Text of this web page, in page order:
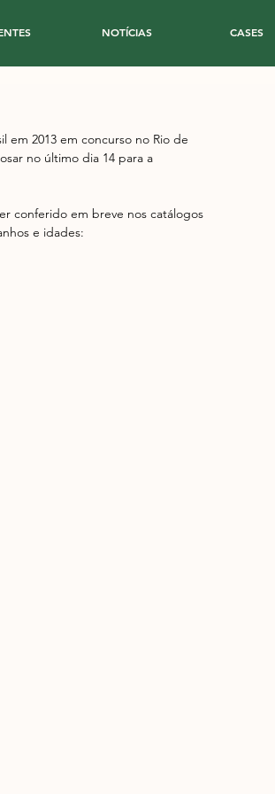
NOTÍCIAS CASES
em 2013 em concurso no Rio de
no último dia 14 para a
conferido em breve nos catálogos
e idades: